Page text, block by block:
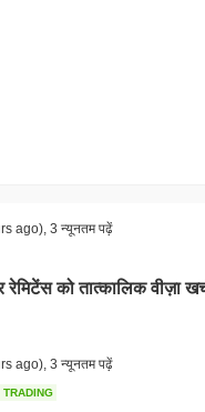
ago) 3 न्यूनतम पढ़ें
रेमिटेंस को तात्कालिक वीज़ा
ago) 3 न्यूनतम पढ़ें
TRADING